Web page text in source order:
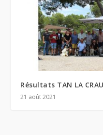
Résultats TAN LA
21 août 2021